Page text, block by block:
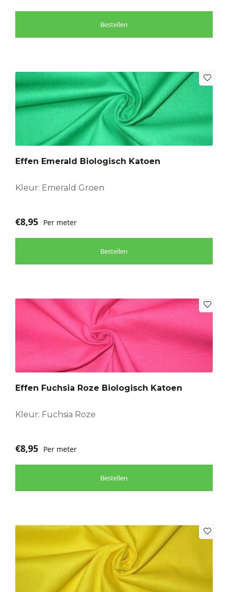
Bestellen
Effen Emerald Biologisch Katoen
Kleur: Emerald Groen
€8,95 Per meter
Bestellen
Effen Fuchsia Roze Biologisch Katoen
Kleur: Fuchsia Roze
€8,95 Per meter
Bestellen